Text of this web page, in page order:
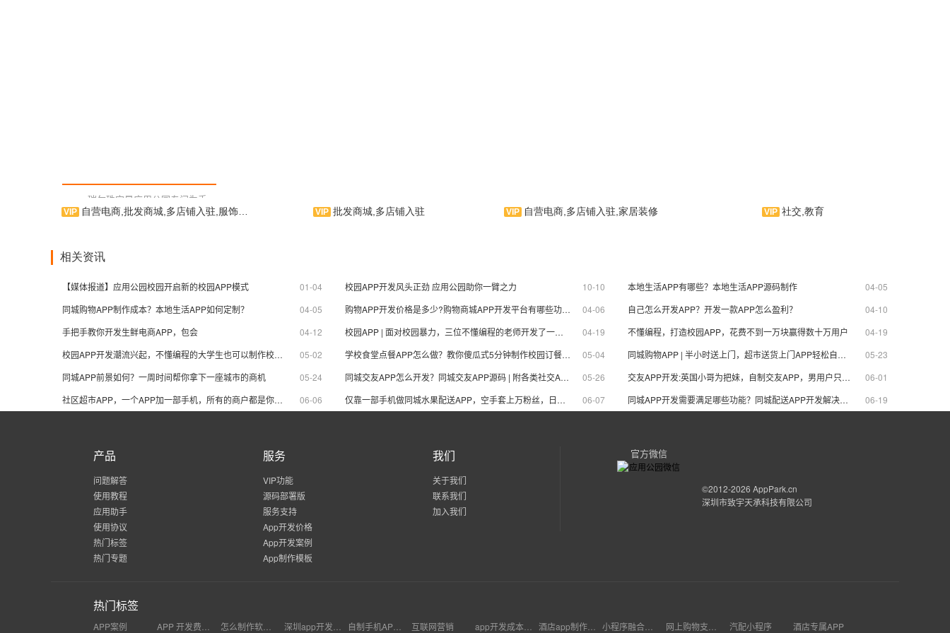
瑞尔珠宝是应用公园专门为手
机用户量身订制的珠宝购物类手机
线购物等功能，提供优良的用户使
到我们作为APP制作运行商的用心
自营电商,批发商城,多店铺入驻,服饰箱包,服饰搭配
一体的信息类服务云平台！是APP
批发商城,多店铺入驻
主题，主要页面有：家装设计、家
自营电商,多店铺入驻,家居装修
园推荐店铺为一体的信息类服务云
社交,教育
相关资讯
【媒体报道】应用公园校园开启新的校园APP模式 01-04 校园APP开发风头正劲 应用公园助你一臂之力 10-10 本地生活APP有哪些？本地生活APP源码制作
04-05
同城购物APP制作成本？本地生活APP如何定制？
04-05 购物APP开发价格是多少?购物商城APP开发平台有哪些功能？ 04-06 自己怎么开发APP？开发一款APP怎么盈利？
04-10
手把手教你开发生鲜电商APP，包会
04-12 校园APP | 面对校园暴力，三位不懂编程的老师开发了一款心理辅导APP 04-19 不懂编程，打造校园APP，花费不到一万块赢得数十万用户
04-19
校园APP开发潮流兴起，不懂编程的大学生也可以制作校园社交APP
05-02 学校食堂点餐APP怎么做？教你傻瓜式5分钟制作校园订餐系统APP 05-04 同城购物APP | 半小时送上门，超市送货上门APP轻松自己制作
05-23
同城APP前景如何？一周时间帮你拿下一座城市的商机
05-24 同城交友APP怎么开发？同城交友APP源码 | 附各类社交APP应用表单 05-26 交友APP开发:英国小哥为把妹，自制交友APP，男用户只限自己一人
06-01
社区超市APP，一个APP加一部手机，所有的商户都是你的生意
06-06 仅靠一部手机做同城水果配送APP，空手套上万粉丝，日接百单 06-07 同城APP开发需要满足哪些功能？同城配送APP开发解决用户痛点问题 06-19
产品
问题解答
使用教程
应用助手
使用协议
热门标签
热门专题
服务
VIP功能
源码部署版
服务支持
App开发价格
App开发案例
App制作模板
我们
关于我们
联系我们
加入我们
官方微信
©2012-2026 AppPark.cn
深圳市致宇天承科技有限公司
热门标签
APP案例 互联网营销 汽配小程序 酒店专属APP